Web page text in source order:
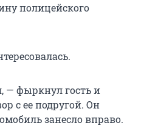
полицейского
— фыркнул гость и
с ее подругой. Он
занесло вправо.